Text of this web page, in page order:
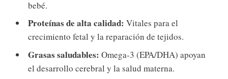
bebé.
Proteínas de alta calidad: Vitales para el
crecimiento fetal y la reparación de tejidos.
Grasas saludables: Omega-3 (EPA/DHA) apoyan
el desarrollo cerebral y la salud materna.